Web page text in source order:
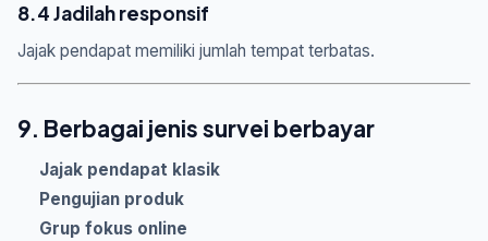
8.4 Jadilah responsif
Jajak pendapat memiliki jumlah tempat terbatas.
9. Berbagai jenis survei berbayar
Jajak pendapat klasik
Pengujian produk
Grup fokus online